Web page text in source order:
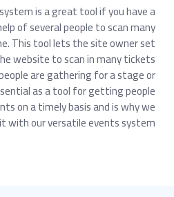
is a great tool if you have a
of several people to scan many
This tool lets the site owner set
website to scan in many tickets
are gathering for a stage or
as a tool for getting people
on a timely basis and is why we
with our versatile events system!